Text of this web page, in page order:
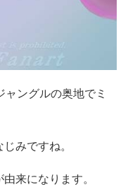
ングルの奥地でミ
みですね。
来になります。